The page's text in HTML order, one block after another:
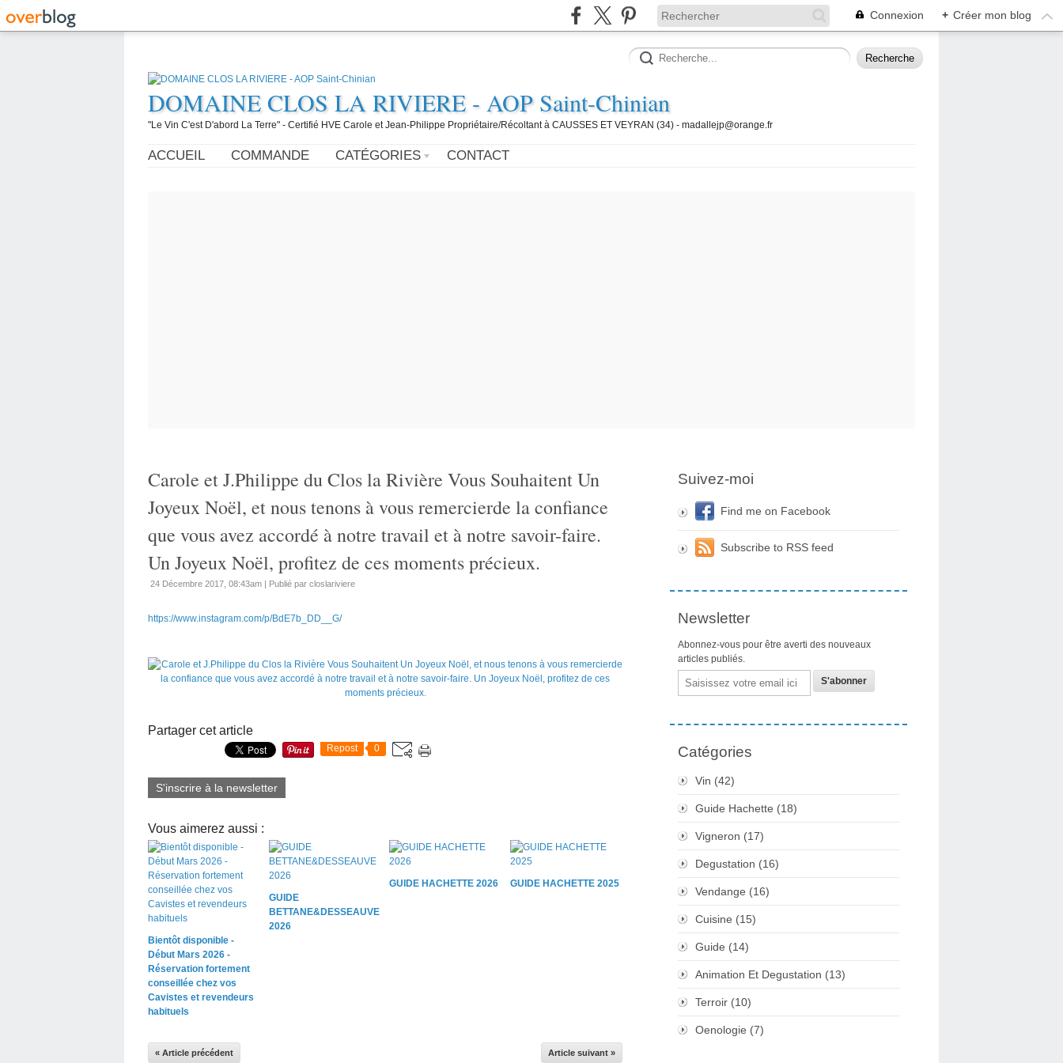
Connexion + Créer mon blog
DOMAINE CLOS LA RIVIERE - AOP Saint-Chinian
"Le Vin C'est D'abord La Terre" - Certifié HVE Carole et Jean-Philippe Propriétaire/Récoltant à CAUSSES ET VEYRAN (34) - madallejp@orange.fr
ACCUEIL COMMANDE CATÉGORIES CONTACT
Carole et J.Philippe du Clos la Rivière Vous Souhaitent Un
Joyeux Noël, et nous tenons à vous remercierde la confiance
que vous avez accordé à notre travail et à notre savoir-faire.
Un Joyeux Noël, profitez de ces moments précieux.
24 Décembre 2017, 08:43am | Publié par closlariviere
https://www.instagram.com/p/BdE7b_DD__G/
Partager cet article
Repost 0
S'inscrire à la newsletter
Vous aimerez aussi :
Bientôt disponible -
Début Mars 2026 -
Réservation fortement
conseillée chez vos
Cavistes et revendeurs
habituels
GUIDE
BETTANE&DESSEAUVE
2026
GUIDE HACHETTE 2026 GUIDE HACHETTE 2025
« Article précédent Article suivant »
Suivez-moi
Find me on Facebook
Subscribe to RSS feed
Newsletter
Abonnez-vous pour être averti des nouveaux
articles publiés.
Email
Catégories
Vin (42)
Guide Hachette (18)
Vigneron (17)
Degustation (16)
Vendange (16)
Cuisine (15)
Guide (14)
Animation Et Degustation (13)
Terroir (10)
Oenologie (7)